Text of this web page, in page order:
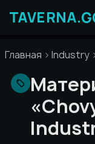
содержимому
Главная Industry